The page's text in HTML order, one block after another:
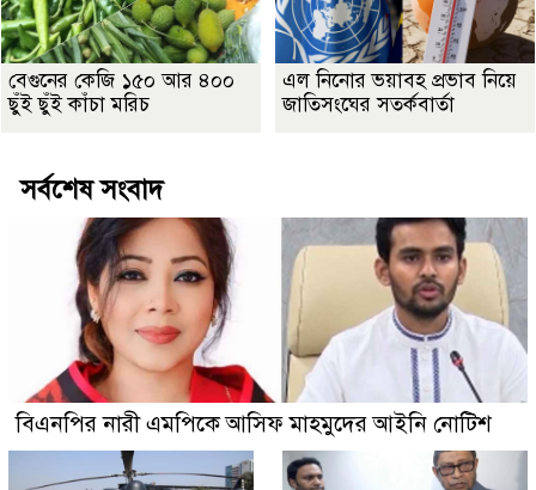
বেগুনের কেজি ১৫০ আর ৪০০
ছুঁই ছুঁই কাঁচা মরিচ
এল নিনোর ভয়াবহ প্রভাব নিয়ে
জাতিসংঘের সতর্কবার্তা
সর্বশেষ সংবাদ
বিএনপির নারী এমপিকে আসিফ মাহমুদের আইনি নোটিশ